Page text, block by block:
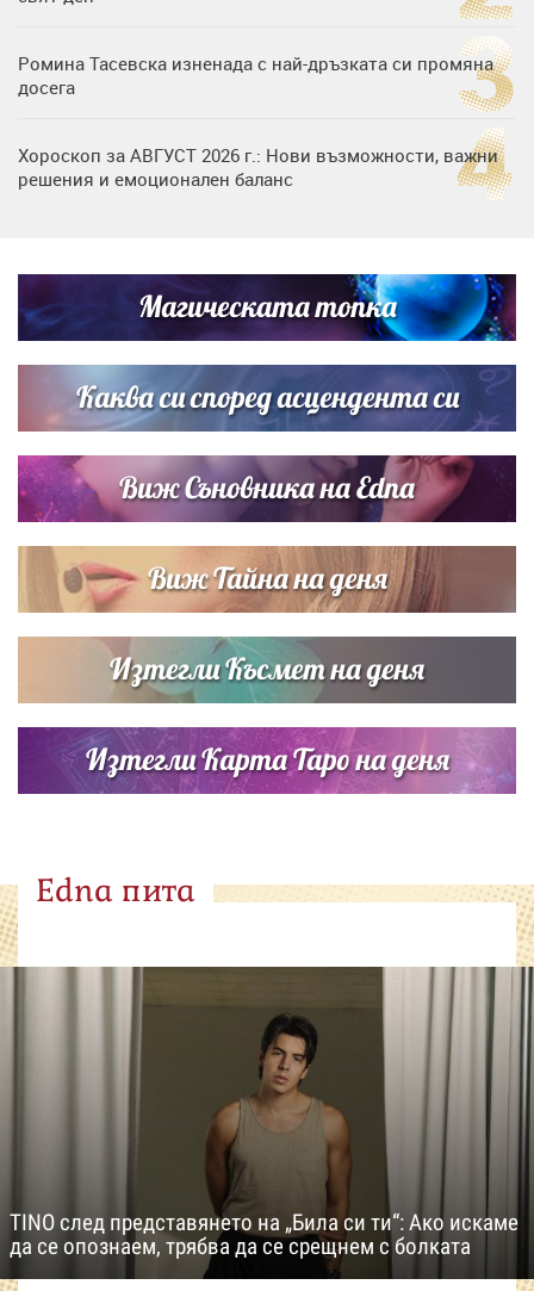
Ромина Тасевска изненада с най-дръзката си промяна
досега
Хороскоп за АВГУСТ 2026 г.: Нови възможности, важни
решения и емоционален баланс
си деца на семейна морска приказка
Звездна ваканция в Майорка: Дженифър Анистън,
Кортни Кокс и Джим Къртис заедно на яхта
Магическата топка
Каква си според асцендента си
Виж Съновника на Edna
Виж Тайна на деня
Изтегли Късмет на деня
Изтегли Карта Таро на деня
Edna пита
TINO след представянето на „Била си ти“: Ако искаме
да се опознаем, трябва да се срещнем с болката